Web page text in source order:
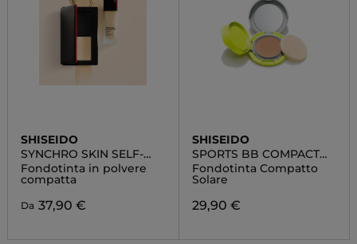
SHISEIDO
SYNCHRO SKIN SELF-
REFRESHING CUSTOM
FINISH POWDER
FOUNDATION
Fondotinta in polvere
compatta
Da 37,90 €
SHISEIDO
SPORTS BB COMPACT
SPF 50+
Fondotinta Compatto
Solare
29,90 €